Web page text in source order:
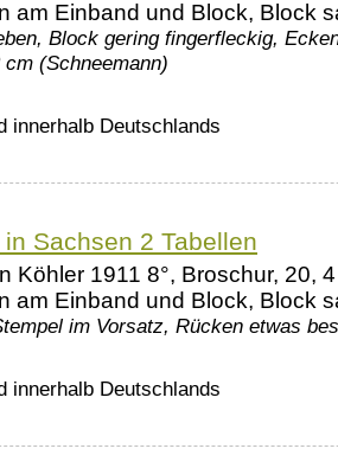
am Einband und Block, Block
Block gering fingerfleckig,
(Schneemann)
innerhalb Deutschlands
Sachsen 2 Tabellen
Köhler 1911 8°, Broschur, 20,
am Einband und Block, Block
im Vorsatz, Rücken etwas
innerhalb Deutschlands